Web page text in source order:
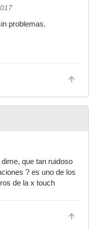
problemas.
que tan ruidoso
? es uno de los
de la x touch